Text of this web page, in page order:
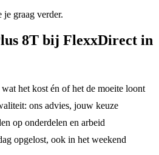
graag verder.
8T bij FlexxDirect in
het kost én of het de moeite loont
ons advies, jouw keuze
op onderdelen en arbeid
opgelost, ook in het weekend